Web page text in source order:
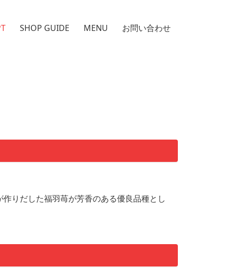
SHOP GUIDE MENU お問い合わせ
りだした福羽苺が芳香のある優良品種とし